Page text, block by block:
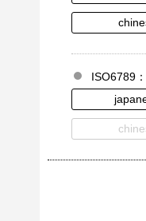
ISO6789